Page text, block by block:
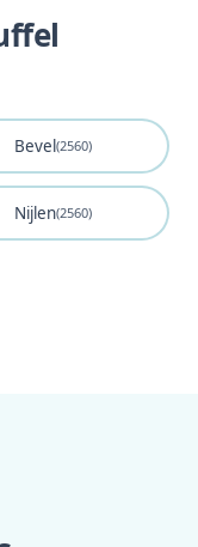
Bevel(2560)
Nijlen(2560)